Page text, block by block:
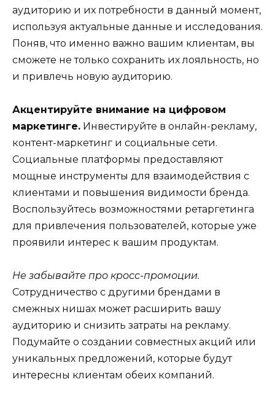
аудиторию и их потребности в данный момент,
используя актуальные данные и исследования.
Поняв, что именно важно вашим клиентам, вы
сможете не только сохранить их лояльность, но
и привлечь новую аудиторию.
Акцентируйте внимание на цифровом
маркетинге. Инвестируйте в онлайн-рекламу,
контент-маркетинг и социальные сети.
Социальные платформы предоставляют
мощные инструменты для взаимодействия с
клиентами и повышения видимости бренда.
Воспользуйтесь возможностями ретаргетинга
для привлечения пользователей, которые уже
проявили интерес к вашим продуктам.
Не забывайте про кросс-промоции.
Сотрудничество с другими брендами в
смежных нишах может расширить вашу
аудиторию и снизить затраты на рекламу.
Подумайте о создании совместных акций или
уникальных предложений, которые будут
интересны клиентам обеих компаний.